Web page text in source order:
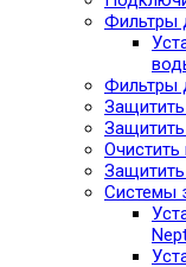
Фильтры
Фильтры
Защитить
Системы